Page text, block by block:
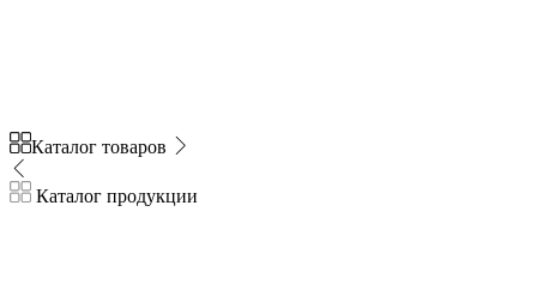
Каталог товаров
Каталог продукции